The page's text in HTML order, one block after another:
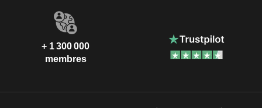
+ 1 300 000
membres